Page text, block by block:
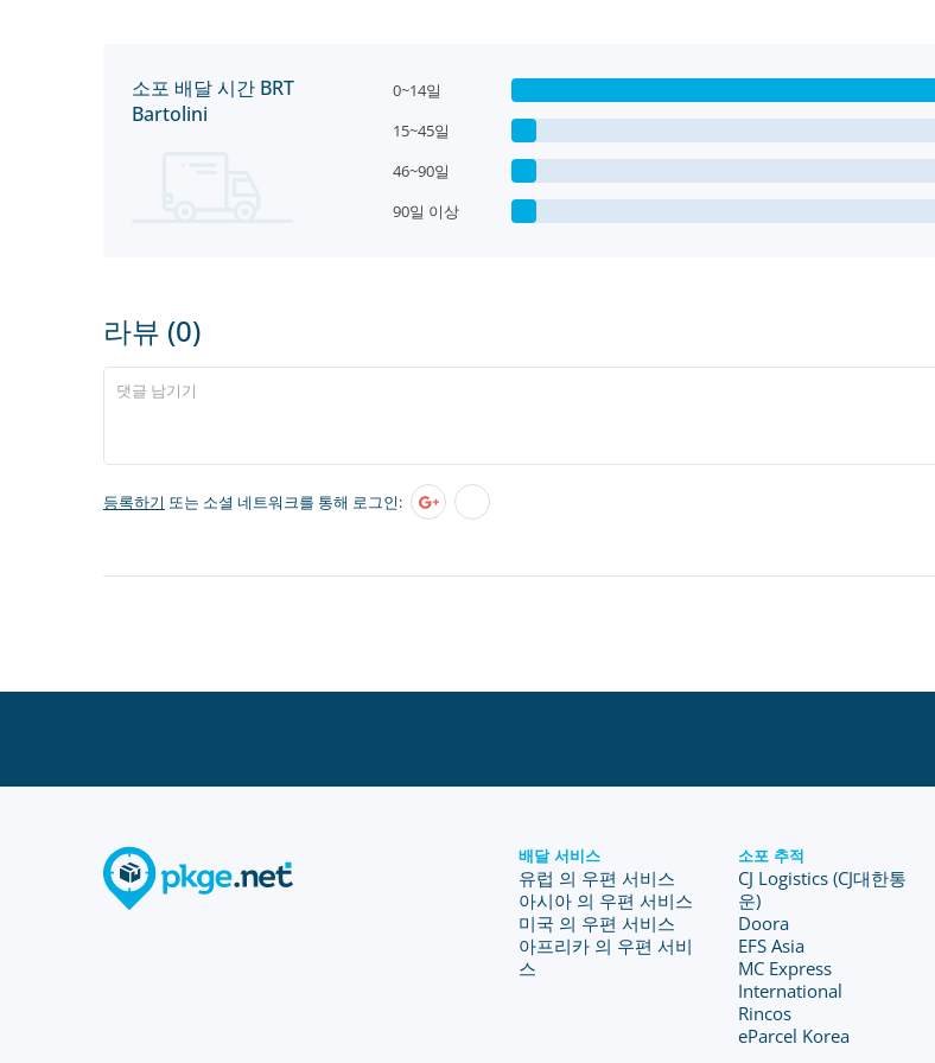
소포 배달 시간 BRT
Bartolini
0~14일
15~45일
46~90일
90일 이상
라뷰 (0)
등록하기 또는 소셜 네트워크를 통해 로그인:
배달 서비스
유럽 의 우편 서비스
아시아 의 우편 서비스
미국 의 우편 서비스
아프리카 의 우편 서비
스
소포 추적
CJ Logistics (CJ대한통
운)
Doora
EFS Asia
MC Express
International
Rincos
eParcel Korea